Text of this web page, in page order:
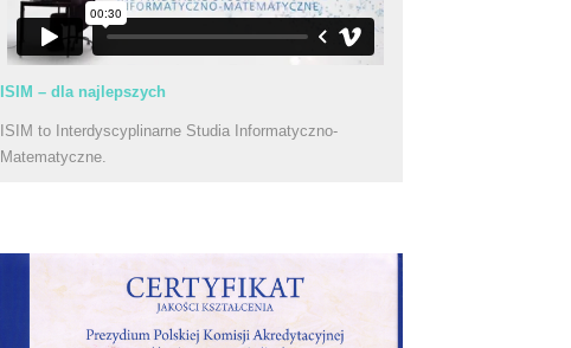
ISIM – dla najlepszych
ISIM to Interdyscyplinarne Studia Informatyczno-
Matematyczne.